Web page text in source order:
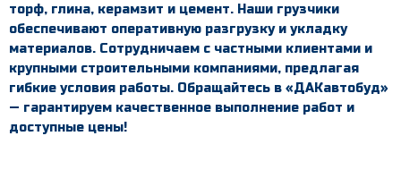
торф, глина, керамзит и цемент. Наши грузчики
обеспечивают оперативную разгрузку и укладку
материалов. Сотрудничаем с частными клиентами и
крупными строительными компаниями, предлагая
гибкие условия работы. Обращайтесь в «ДАКавтобуд»
— гарантируем качественное выполнение работ и
доступные цены!